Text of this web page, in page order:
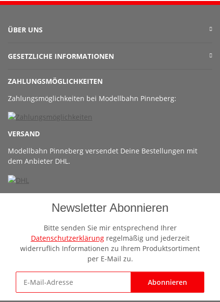
ÜBER UNS
GESETZLICHE INFORMATIONEN
ZAHLUNGSMÖGLICHKEITEN
Zahlungsmöglichkeiten bei Modellbahn Pinneberg:
VERSAND
Modellbahn Pinneberg versendet Deine Bestellungen mit
dem Anbieter DHL.
Newsletter Abonnieren
Bitte senden Sie mir entsprechend Ihrer
Datenschutzerklärungregelmäßig und jederzeit
widerruflich Informationen zu Ihrem Produktsortiment
per E-Mail zu.
Abonnieren